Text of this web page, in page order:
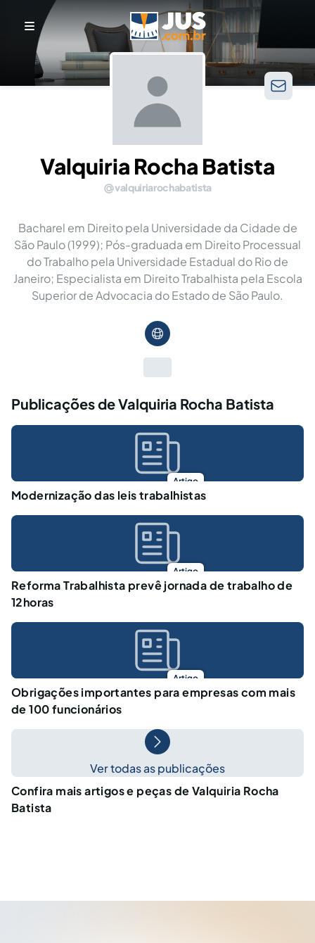
Valquiria Rocha Batista
valquiriarochabatista
Bacharel em Direito pela Universidade da Cidade de
São Paulo (1999); Pós-graduada em Direito Processual
do Trabalho pela Universidade Estadual do Rio de
Janeiro; Especialista em Direito Trabalhista pela Escola
Superior de Advocacia do Estado de São Paulo.
Publicações de Valquiria Rocha Batista
Artigo
Modernização das leis trabalhistas
Artigo
Reforma Trabalhista prevê jornada de trabalho de
12horas
Artigo
Obrigações importantes para empresas com mais
de 100 funcionários
Ver todas as publicações
Confira mais artigos e peças de Valquiria Rocha
Batista